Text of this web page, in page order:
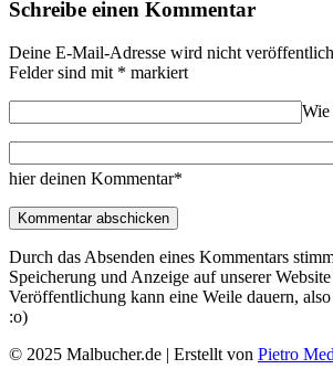
Schreibe einen Kommentar
Deine E-Mail-Adresse wird nicht
Felder sind mit * markiert
Wie
hier deinen Kommentar*
Durch das Absenden eines Kommentars
Speicherung und Anzeige auf unserer
Veröffentlichung kann eine Weile dauern,
:o)
© 2025 Malbucher.de | Erstellt von Pietro